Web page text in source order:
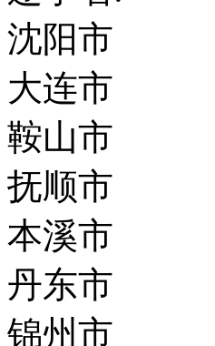
沈阳市
大连市
鞍山市
抚顺市
本溪市
丹东市
锦州市